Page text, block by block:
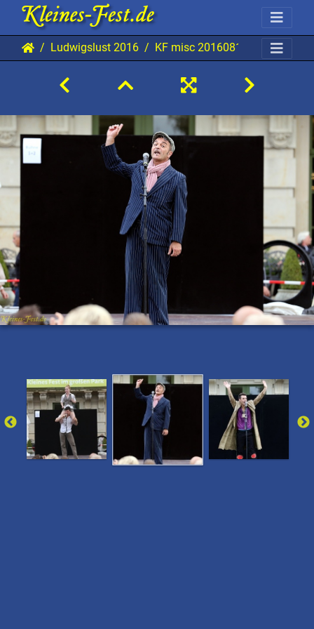
Ludwigslust 2016 KF misc 20160813 Lu AKu